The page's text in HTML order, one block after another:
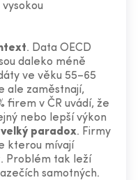
. Data OECD
daleko méně
ve věku 55–65
ale zaměstnají,
firem v ČR uvádí, že
nebo lepší výkon
velký paradox. Firmy
kterou mívají
Problém tak leží
samotných.